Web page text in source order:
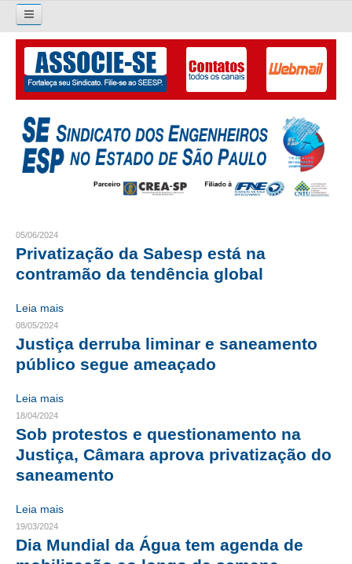
Pesquisar...
O SINDICATO
APRESENTAÇÃO
PALAVRA DO PRESIDENTE
LIVRO GESTÃO 2026-2029
SUBSEDES SINDICAIS
GALERIA EX-PRESIDENTES
ORGANOGRAMA
CONSELHO TECNOLÓGICO
HISTÓRICO E ATUAÇÃO
COMPOSIÇÃO
CONSELHOS ASSESSORES
PERSONALIDADES DA TECNOLOGIA
05/06/2024
Privatização da Sabesp está na
contramão da tendência global
Leia mais
08/05/2024
Justiça derruba liminar e saneamento
público segue ameaçado
Leia mais
18/04/2024
Sob protestos e questionamento na
Justiça, Câmara aprova privatização do
saneamento
Leia mais
19/03/2024
Dia Mundial da Água tem agenda de